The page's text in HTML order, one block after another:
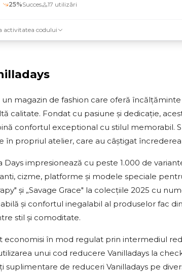
25%Succes 17 utilizări
activitatea codului
un magazin de fashion care oferă
calitate. Fondat cu pasiune și dedicație,
confortul exceptional cu stilul memorabil.
în propriul atelier, care au câștigat
Days impresionează cu peste 1.000 de
cizme, platforme și modele speciale
și „Savage Grace" la colecțiile 2025 cu
și confortul inegalabil al produselor fac
stil și comoditate.
economisi în mod regulat prin intermediul
unui cod reducere Vanilladays la
suplimentare de reduceri Vanilladays pe